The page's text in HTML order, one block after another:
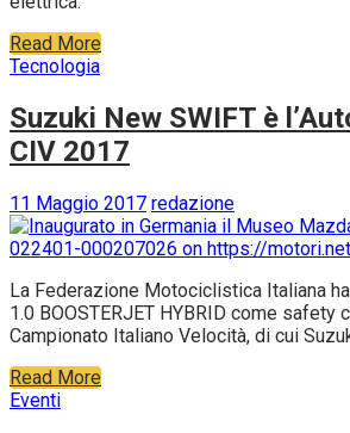
Read More
Tecnologia
Suzuki New SWIFT è
CIV 2017
11 Maggio 2017 redazione
La Federazione Motociclistica Italiana
1.0 BOOSTERJET HYBRID come safety
Campionato Italiano Velocità, di cui
Read More
Eventi